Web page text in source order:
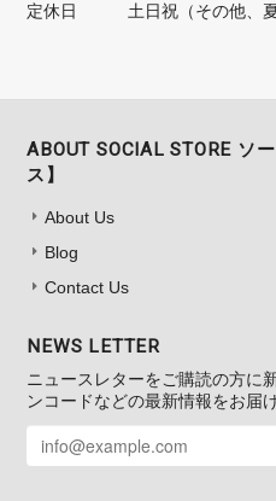
定休日
土日祝（その他、
ABOUT SOCIAL STORE ソ
ス】
About Us
Blog
Contact Us
NEWS LETTER
ニュースレターをご購読の方に
ンコードなどの最新情報をお届